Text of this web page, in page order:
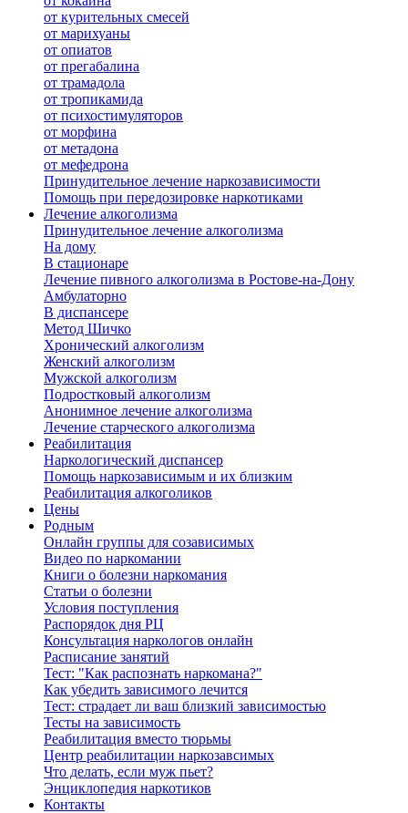
от курительных смесей
от марихуаны
от опиатов
от прегабалина
от трамадола
от тропикамида
от психостимуляторов
от морфина
от метадона
от мефедрона
Принудительное лечение наркозависимости
Помощь при передозировке наркотиками
Лечение алкоголизма
Принудительное лечение алкоголизма
На дому
В стационаре
Лечение пивного алкоголизма в Ростове-на-Дону
Амбулаторно
В диспансере
Метод Шичко
Хронический алкоголизм
Женский алкоголизм
Мужской алкоголизм
Подростковый алкоголизм
Анонимное лечение алкоголизма
Лечение старческого алкоголизма
Реабилитация
Наркологический диспансер
Помощь наркозависимым и их близким
Реабилитация алкоголиков
Цены
Родным
Онлайн группы для созависимых
Видео по наркомании
Книги о болезни наркомания
Статьи о болезни
Условия поступления
Распорядок дня РЦ
Консультация наркологов онлайн
Расписание занятий
Тест: "Как распознать наркомана?"
Как убедить зависимого лечится
Тест: страдает ли ваш близкий зависимостью
Тесты на зависимость
Реабилитация вместо тюрьмы
Центр реабилитации наркозавсимых
Что делать, если муж пьет?
Энциклопедия наркотиков
Контакты